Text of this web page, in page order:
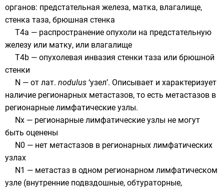
органов: предстательная железа, матка, влагалище,
стенка таза, брюшная стенка
Т4а — распространение опухоли на предстательную
железу или матку, или влагалище
T4b — опухолевая инвазия стенки таза или брюшной
стенки
N — от лат. nodulus ‘узел’. Описывает и характеризует
наличие регионарных метастазов, то есть метастазов в
регионарные лимфатические узлы.
Nx — регионарные лимфатические узлы не могут
быть оценены
N0 — нет метастазов в регионарных лимфатических
узлах
N1 — метастаз в одном регионарном лимфатическом
узле (внутренние подвздошные, обтураторные,